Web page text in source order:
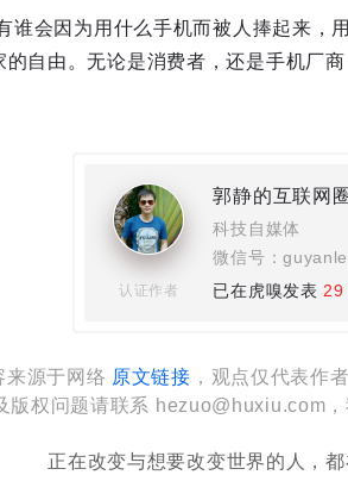
谁会因为用什么手机而被人捧起来，
自由。无论是消费者，还是手机厂
郭静的互联网圈
科技自媒体
微信号：
认证作者 已在虎嗅发表 29
来源于网络 原文链接 ，观点仅代表作
版权问题请联系 hezuo@huxiu.com，
正在改变与想要改变世界的人，都